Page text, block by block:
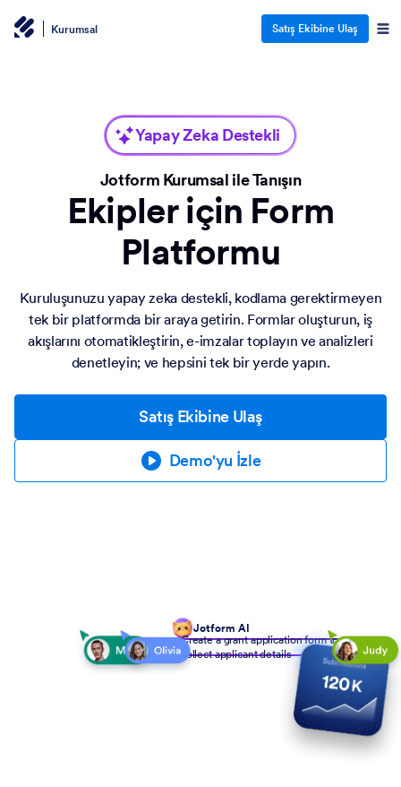
Kurumsal Satış Ekibine Ulaş
Yapay Zeka Destekli
Jotform Kurumsal ile Tanışın
Ekipler için Form
Platformu
Kuruluşunuzu yapay zeka destekli, kodlama gerektirmeyen
tek bir platformda bir araya getirin. Formlar oluşturun, iş
akışlarını otomatikleştirin, e-imzalar toplayın ve analizleri
denetleyin; ve hepsini tek bir yerde yapın.
Satış Ekibine Ulaş
Demo'yu İzle
Jotform AI
Create a grant application form to
collect applicant details